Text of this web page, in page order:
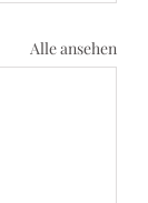
Alle ansehen